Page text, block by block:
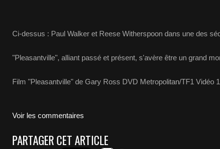
Ci-dessus : Paul Walker et Reese Witherspoon dans une des
"Pleasantville", alliant passé et présent, s'avère être un grand
Film "Pleasantville" de Gary Ross DVD Metropolitan/TF1 Vidéo
Voir les commentaires
PARTAGER CET ARTICLE